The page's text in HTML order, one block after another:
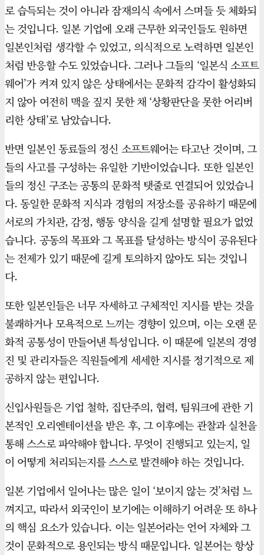
로 습득되는 것이 아니라 잠재의식 속에서 스며들 듯 체화되
는 것입니다. 일본 기업에 오래 근무한 외국인들도 원하면
일본인처럼 생각할 수 있었고, 의식적으로 노력하면 일본인
처럼 반응할 수도 있었습니다. 그러나 그들의 ‘일본식 소프트
웨어’가 켜져 있지 않은 상태에서는 문화적 감각이 활성화되
지 않아 여전히 맥을 짚지 못한 채 ‘상황판단을 못한 어리버
리한 상태’로 남았습니다.
반면 일본인 동료들의 정신 소프트웨어는 타고난 것이며, 그
들의 사고를 구성하는 유일한 기반이었습니다. 또한 일본인
들의 정신 구조는 공통의 문화적 탯줄로 연결되어 있었습니
다. 동일한 문화적 지식과 경험의 저장소를 공유하기 때문에
서로의 가치관, 감정, 행동 양식을 길게 설명할 필요가 없었
습니다. 공동의 목표와 그 목표를 달성하는 방식이 공유된다
는 전제가 있기 때문에 길게 토의하지 않아도 되는 것입니
다.
또한 일본인들은 너무 자세하고 구체적인 지시를 받는 것을
불쾌하거나 모욕적으로 느끼는 경향이 있으며, 이는 오랜 문
화적 공통성이 만들어낸 특성입니다. 이 때문에 일본의 경영
진 및 관리자들은 직원들에게 세세한 지시를 정기적으로 제
공하지 않는 편입니다.
신입사원들은 기업 철학, 집단주의, 협력, 팀워크에 관한 기
본적인 오리엔테이션을 받은 후, 그 이후에는 관찰과 실천을
통해 스스로 파악해야 합니다. 무엇이 진행되고 있는지, 일
이 어떻게 처리되는지를 스스로 발견해야 하는 것입니다.
일본 기업에서 일어나는 많은 일이 ‘보이지 않는 것’처럼 느
껴지고, 따라서 외국인이 보기에는 이해하기 어려운 또 하나
의 핵심 요소가 있습니다. 이는 일본어라는 언어 자체와 그
것이 문화적으로 용인되는 방식 때문입니다. 일본어는 항상